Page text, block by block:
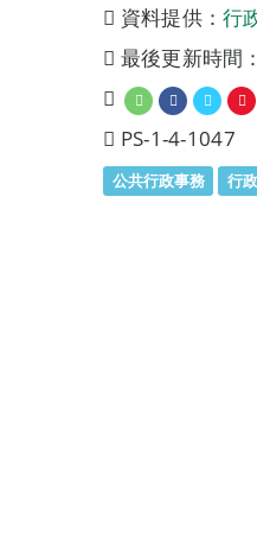
資料提供：行
最後更新時間
PS-1-4-1047
公共行政事務 行